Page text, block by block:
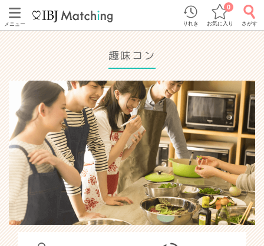
メニュー りれき お気に入り
0
さがす
趣味コン